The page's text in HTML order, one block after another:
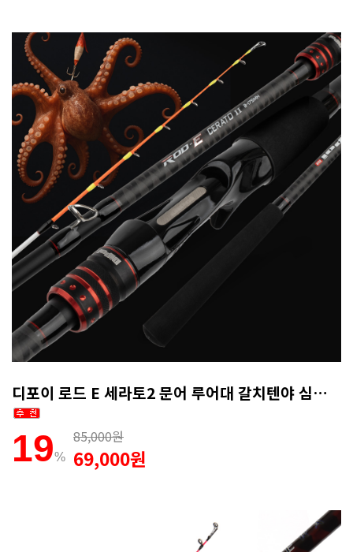
디포이 로드 E 세라토2 문어 루어대 갈치텐야 심해갑오징어로드 165MH
19%
85,000원
69,000원